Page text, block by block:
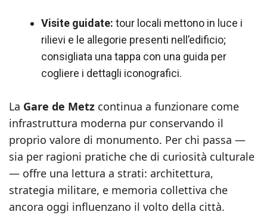
Visite guidate: tour locali mettono in luce i
rilievi e le allegorie presenti nell’edificio;
consigliata una tappa con una guida per
cogliere i dettagli iconografici.
La Gare de Metz continua a funzionare come
infrastruttura moderna pur conservando il
proprio valore di monumento. Per chi passa —
sia per ragioni pratiche che di curiosità culturale
— offre una lettura a strati: architettura,
strategia militare, e memoria collettiva che
ancora oggi influenzano il volto della città.